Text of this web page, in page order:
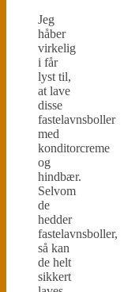
Jeg
håber
virkelig
i får
lyst til,
at lave
disse
fastelavnsboller
med
konditorcreme
og
hindbær.
Selvom
de
hedder
fastelavnsboller,
så kan
de helt
sikkert